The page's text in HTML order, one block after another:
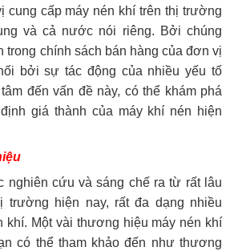
cung cấp máy nén khí trên thị trường
và cả nước nói riêng. Bởi chúng
trong chính sách bán hàng của đơn vị
bởi sự tác động của nhiều yếu tố
đến vấn đề này, có thể khám phá
giá thành của máy khí nén hiện
nghiên cứu và sáng chế ra từ rất lâu
trường hiện nay, rất đa dạng nhiều
khí. Một vài thương hiệu máy nén khí
có thể tham khảo đến như thương